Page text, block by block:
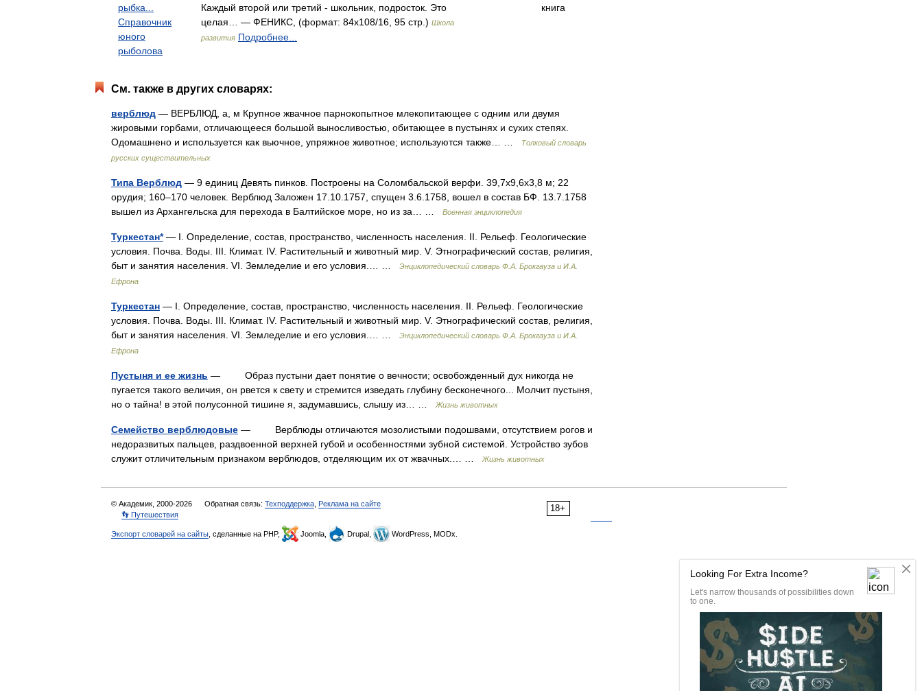
рыбка...
Справочник
юного
рыболова
Каждый второй или третий - школьник, подросток. Это
целая… — ФЕНИКС, (формат: 84x108/16, 95 стр.) Школа
развития Подробнее...
книга
См. также в других словарях:
верблюд — ВЕРБЛЮД, а, м Крупное жвачное парнокопытное млекопитающее с одним или двумя
жировыми горбами, отличающееся большой выносливостью, обитающее в пустынях и сухих степях.
Одомашнено и используется как вьючное, упряжное животное; используются также… …
Толковый словарь
русских существительных
Типа Верблюд — 9 единиц Девять пинков. Построены на Соломбальской верфи. 39,7x9,6x3,8 м; 22
орудия; 160–170 человек. Верблюд Заложен 17.10.1757, спущен 3.6.1758, вошел в состав БФ. 13.7.1758
вышел из Архангельска для перехода в Балтийское море, но из за… …
Военная энциклопедия
Туркестан*— I. Определение, состав, пространство, численность населения. II. Рельеф. Геологические
условия. Почва. Воды. III. Климат. IV. Растительный и животный мир. V. Этнографический состав, религия,
быт и занятия населения. VI. Земледелие и его условия.… …
Энциклопедический словарь Ф.А. Брокгауза и И.А.
Ефрона
Туркестан — I. Определение, состав, пространство, численность населения. II. Рельеф. Геологические
условия. Почва. Воды. III. Климат. IV. Растительный и животный мир. V. Этнографический состав, религия,
быт и занятия населения. VI. Земледелие и его условия.… …
Энциклопедический словарь Ф.А. Брокгауза и И.А.
Ефрона
Пустыня и ее жизнь — Образ пустыни дает понятие о вечности; освобожденный дух никогда не
пугается такого величия, он рвется к свету и стремится изведать глубину бесконечного... Молчит пустыня,
но о тайна! в этой полусонной тишине я, задумавшись, слышу из… …
Жизнь животных
Семейство верблюдовые — Верблюды отличаются мозолистыми подошвами, отсутствием рогов и
недоразвитых пальцев, раздвоенной верхней губой и особенностями зубной системой. Устройство зубов
служит отличительным признаком верблюдов, отделяющим их от жвачных.… …
Жизнь животных
18+
© Академик, 2000-2026 Обратная связь: Техподдержка Реклама на сайте
👣 Путешествия
Экспорт словарей на сайты , сделанные на PHP, Joomla, Drupal, WordPress, MODx.